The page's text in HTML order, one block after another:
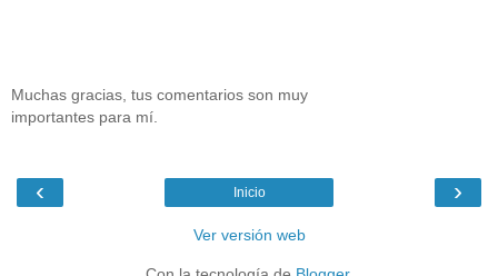
Muchas gracias, tus comentarios son muy
importantes para mí.
‹ ›
Inicio
Ver versión web